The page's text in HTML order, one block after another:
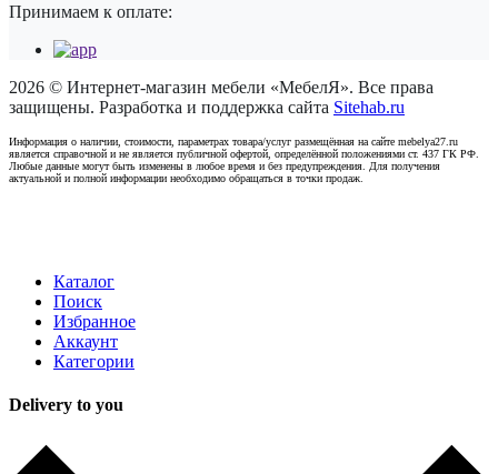
Принимаем к оплате:
2026 © Интернет-магазин мебели «МебелЯ». Все права
защищены. Разработка и поддержка сайта Sitehab.ru
Информация о наличии, стоимости, параметрах товара/услуг размещённая на сайте mebelya27.ru
является справочной и не является публичной офертой, определённой положениями ст. 437 ГК РФ.
Любые данные могут быть изменены в любое время и без предупреждения. Для получения
актуальной и полной информации необходимо обращаться в точки продаж.
Каталог
Поиск
Избранное
Аккаунт
Категории
Delivery to you